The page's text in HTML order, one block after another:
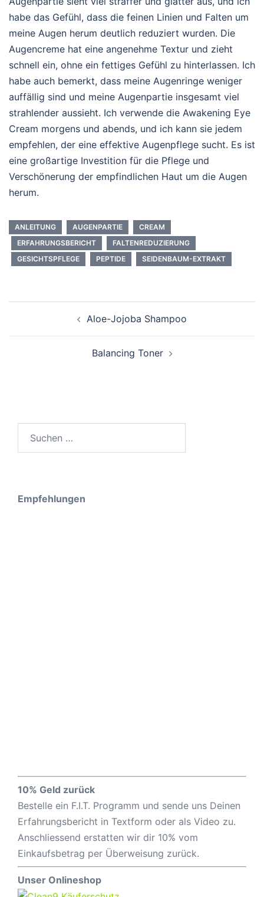
habe das Gefühl, dass die feinen Linien und Falten um
meine Augen herum deutlich reduziert wurden. Die
Augencreme hat eine angenehme Textur und zieht
schnell ein, ohne ein fettiges Gefühl zu hinterlassen. Ich
habe auch bemerkt, dass meine Augenringe weniger
auffällig sind und meine Augenpartie insgesamt viel
strahlender aussieht. Ich verwende die Awakening Eye
Cream morgens und abends, und ich kann sie jedem
empfehlen, der eine effektive Augenpflege sucht. Es ist
eine großartige Investition für die Pflege und
Verschönerung der empfindlichen Haut um die Augen
herum.
ANLEITUNG AUGENPARTIE
CREAM
ERFAHRUNGSBERICHT
FALTENREDUZIERUNG
GESICHTSPFLEGE
PEPTIDE SEIDENBAUM-EXTRAKT
navigation Aloe-Jojoba Shampoo
Balancing Toner
Empfehlungen
10% Geld zurück
Bestelle ein F.I.T. Programm und sende uns Deinen
Erfahrungsbericht in Textform oder als Video zu.
Anschliessend erstatten wir dir 10% vom
Einkaufsbetrag per Überweisung zurück.
Unser Onlineshop